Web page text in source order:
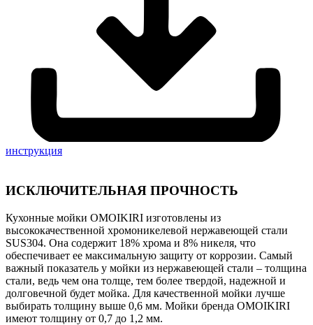
инструкция
ИСКЛЮЧИТЕЛЬНАЯ ПРОЧНОСТЬ
Кухонные мойки OMOIKIRI изготовлены из
высококачественной хромоникелевой нержавеющей стали
SUS304. Она содержит 18% хрома и 8% никеля, что
обеспечивает ее максимальную защиту от коррозии. Самый
важный показатель у мойки из нержавеющей стали – толщина
стали, ведь чем она толще, тем более твердой, надежной и
долговечной будет мойка. Для качественной мойки лучше
выбирать толщину выше 0,6 мм. Мойки бренда OMOIKIRI
имеют толщину от 0,7 до 1,2 мм.